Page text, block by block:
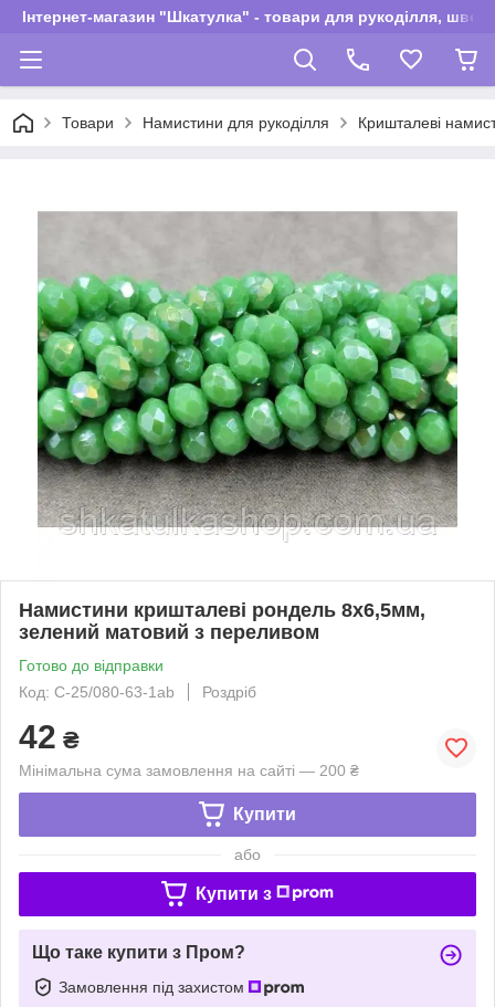
Інтернет-магазин "Шкатулка" - товари для рукоділля,
Товари Намистини для рукоділля Кришталеві
Намистини кришталеві рондель 8х6,5мм,
зелений матовий з переливом
Готово до відправки
Код: С-25/080-63-1ab
Роздріб
42 ₴
Мінімальна сума замовлення на сайті — 200 ₴
Купити
або
Купити з
Що таке купити з Пром?
Замовлення під захистом